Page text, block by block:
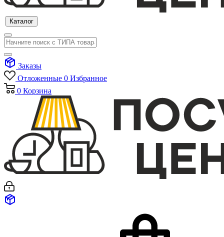
Каталог
Заказы
Отложенные 0 Избранное
0 Корзина